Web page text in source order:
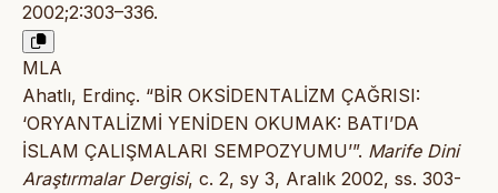
2002;2:303–336.
MLA
Ahatlı, Erdinç. “BİR OKSİDENTALİZM ÇAĞRISI:
‘ORYANTALİZMİ YENİDEN OKUMAK: BATI’DA
İSLAM ÇALIŞMALARI SEMPOZYUMU’”. Marife Dini
Araştırmalar Dergisi, c. 2, sy 3, Aralık 2002, ss. 303-